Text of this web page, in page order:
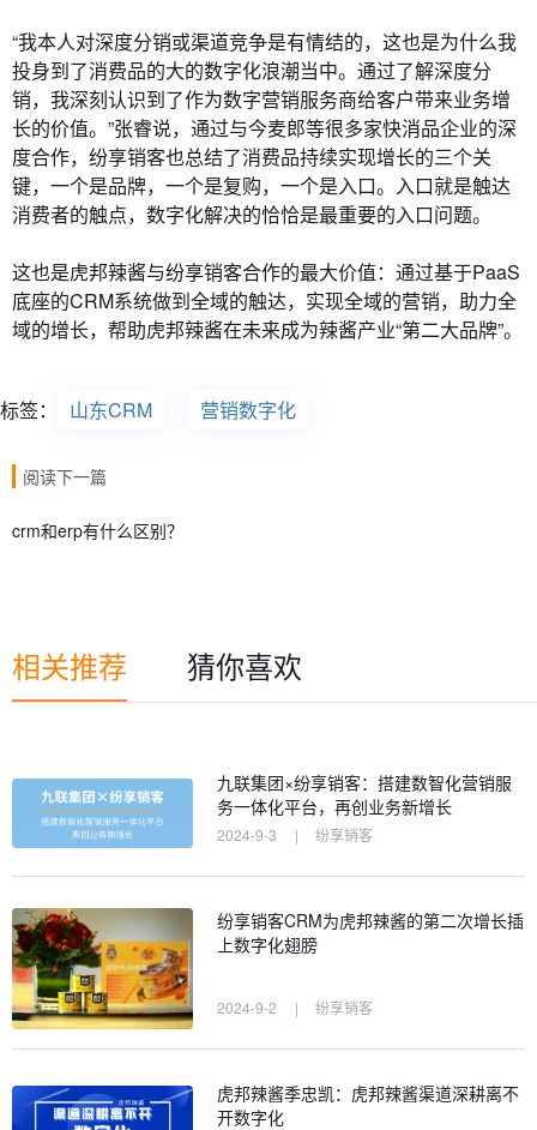
“我本人对深度分销或渠道竞争是有情结的，这也是为什么我
投身到了消费品的大的数字化浪潮当中。通过了解深度分
销，我深刻认识到了作为数字营销服务商给客户带来业务增
长的价值。”张睿说，通过与今麦郎等很多家快消品企业的深
度合作，纷享销客也总结了消费品持续实现增长的三个关
键，一个是品牌，一个是复购，一个是入口。入口就是触达
消费者的触点，数字化解决的恰恰是最重要的入口问题。
这也是虎邦辣酱与纷享销客合作的最大价值：通过基于PaaS
底座的CRM系统做到全域的触达，实现全域的营销，助力全
域的增长，帮助虎邦辣酱在未来成为辣酱产业“第二大品牌”。
标签： 山东CRM 营销数字化
阅读下一篇
crm和erp有什么区别？
相关推荐 猜你喜欢
九联集团×纷享销客：搭建数智化营销服
务一体化平台，再创业务新增长
2024-9-3 | 纷享销客
纷享销客CRM为虎邦辣酱的第二次增长插
上数字化翅膀
2024-9-2 | 纷享销客
虎邦辣酱季忠凯：虎邦辣酱渠道深耕离不
开数字化